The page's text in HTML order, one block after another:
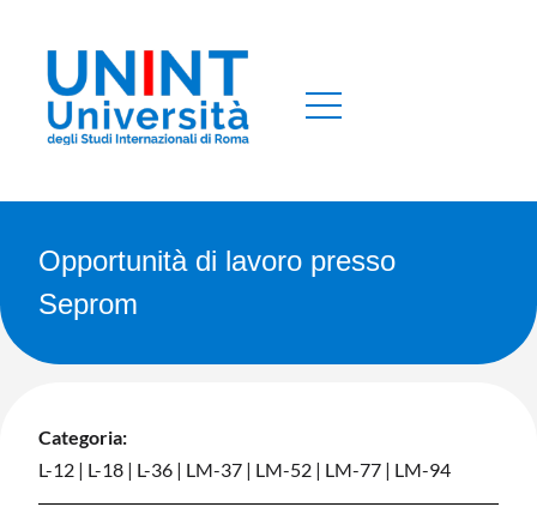
Opportunità di lavoro presso
Seprom
Categoria:
L-12 | L-18 | L-36 | LM-37 | LM-52 | LM-77 | LM-94